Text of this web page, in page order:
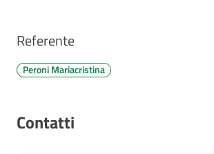
Referente
Peroni Mariacristina
Contatti